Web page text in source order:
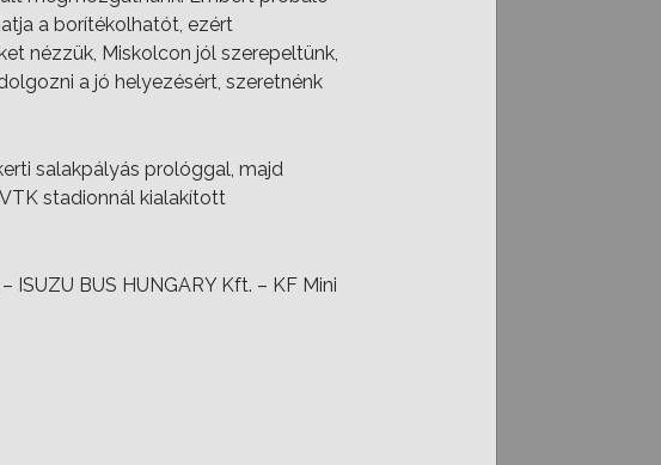
a borítékolhatót, ezért
nézzük, Miskolcon jól szerepeltünk,
a jó helyezésért, szeretnénk
salakpályás prológgal, majd
stadionnál kialakított
ISUZU BUS HUNGARY Kft. – KF Mini